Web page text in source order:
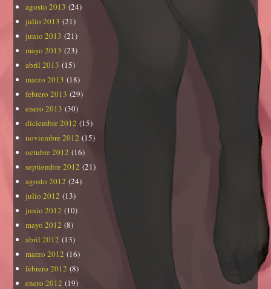
agosto 2013 (24)
julio 2013 (21)
junio 2013 (21)
mayo 2013 (23)
abril 2013 (15)
marzo 2013 (18)
febrero 2013 (29)
enero 2013 (30)
diciembre 2012 (15)
noviembre 2012 (15)
octubre 2012 (16)
septiembre 2012 (21)
agosto 2012 (24)
julio 2012 (13)
junio 2012 (10)
mayo 2012 (8)
abril 2012 (13)
marzo 2012 (16)
febrero 2012 (8)
enero 2012 (19)